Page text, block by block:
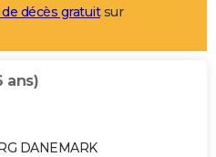
de décès gratuitsur
ans)
DANEMARK